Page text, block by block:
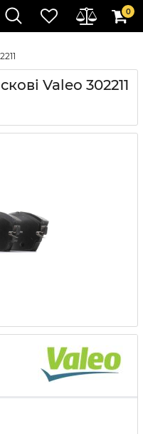
0
Valeo 302211